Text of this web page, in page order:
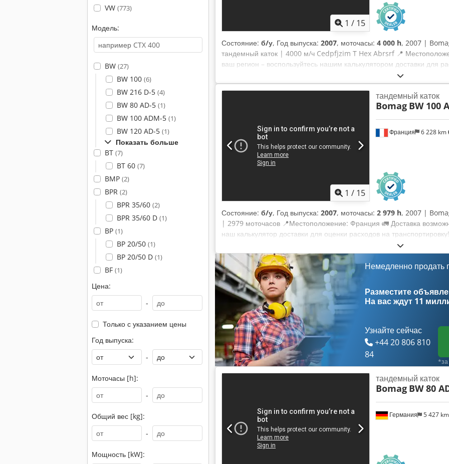
VW (773)
Модель:
BW (27)
BW 100 (6)
BW 216 D-5 (4)
BW 80 AD-5 (1)
BW 100 ADM-5 (1)
BW 120 AD-5 (1)
Показать больше
BT (7)
BT 60 (7)
BMP (2)
BPR (2)
BPR 35/60 (2)
BPR 35/60 D (1)
BP (1)
BP 20/50 (1)
BP 20/50 D (1)
BF (1)
Цена:
-
Только с указанием цены
Год выпуска:
-
Моточасы [h]:
-
Общий вес [kg]:
-
Мощность [kW]:
1 / 15
Состояние: б/у, Год выпуска: 2007, моточасы: 4 000 h, 2007 |
тандемный каток | 4000 м/ч Cedpfjzim T Hex Abrsrf 📍
ваш регион – воспользуйтесь нашим калькулятором доставки для
Купите сейчас за 8 500 евро или сделайте своё предложение.
небольшую плату (по согласованию)* 👷‍♂️ Проверено независимым
одобрено ✅ 2 недостатка ℹ️ 0 критичных дефектов ⚠️ 📌
состоянии. Счётчик был заменён, поэтому указанные 200
фотографии или видео? Совет: ссылка "40959 Equippo" часто
дополнительной информации онлайн. 💡 Почему выбрать эту
проверка профессионалами ✔ Доставка прямо на объект ✔
гибкие варианты оплаты 🔄 Ищете другие варианты техники? На
инструменты и ресурсы для всех владельцев и операторов
1 / 15
Франция 6 228 km
тандемный каток
Bomag BW 100
Состояние: б/у, Год выпуска: 2007, моточасы: 2 979 h, 2007 |
| 2979 моточасов 📍Местоположение: Франция 🚛 Доставка
наш калькулятор доставки для оценки расходов на
сделать предложение. Оплата при доставке возможна за
согласованию)* 👷‍♂️ Осмотрено независимым экспертом 43 пункта
неисправности ℹ️ 0 серьёзных дефектов ⚠️ 📌 Комментарий
некоторые царапины и подозрение на небольшую утечку
инспекцией, дополнительными фото или видео? Совет:
поиска подробной информации онлайн. 💡 Почему выбирают
Тщательный осмотр профессионалами Csdpfxszgw Dqj Abrerf ✔
объект ✔ Гарантия возврата денег ✔ Надёжные и гибкие способы
альтернативное оборудование? У нас есть полезные инструменты
операторов техники – всё доступно на нашей платформе.
Немедленно
Разместите
На вас ждут 11
Узнайте сейчас
+44 20 806 810
84
*за
Германия 5 427 km
тандемный каток
Bomag BW 80